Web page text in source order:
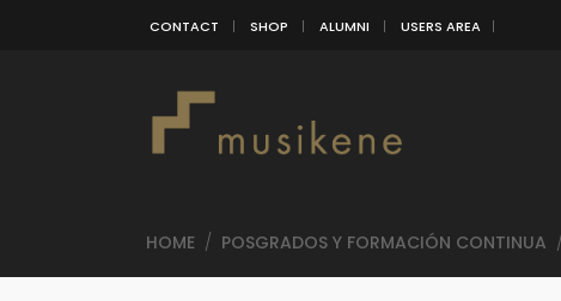
CONTACT SHOP ALUMNI USERS AREA
HOME / POSGRADOS Y FORMACIÓN CONTINUA /